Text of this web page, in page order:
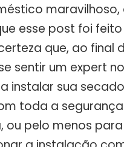
maravilhoso,
esse post foi
que, ao final
sentir um expert
instalar sua
toda a
ou pelo menos para